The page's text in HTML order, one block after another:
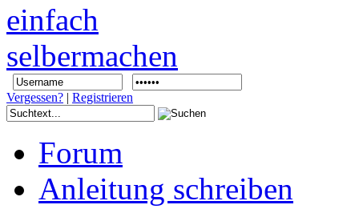
Vergessen? | Registrieren
Forum
Anleitung schreiben